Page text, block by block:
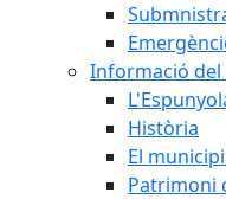
Informació
Història
El
Patrimoni